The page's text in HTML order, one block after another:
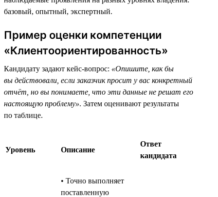
базовый, опытный, экспертный.
Пример оценки компетенции
«Клиентоориентированность»
Кандидату задают кейс-вопрос: «Опишите, как бы
вы действовали, если заказчик просит у вас конкретный
отчёт, но вы понимаете, что эти данные не решат его
настоящую проблему». Затем оценивают результаты
по таблице.
Уровень Описание
Ответ
кандидата
• Точно выполняет
поставленную